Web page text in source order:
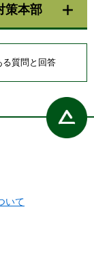
策本部
る質問と回答
いて